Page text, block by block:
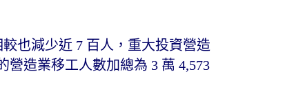
也減少近 7 百人，重大投資營造
營造業移工人數加總為 3 萬 4,573